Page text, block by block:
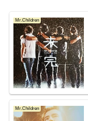
Mr.Children
Mr.Children